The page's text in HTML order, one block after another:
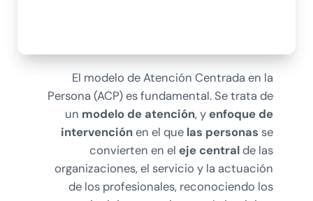
El modelo de Atención Centrada en la
Persona (ACP) es fundamental. Se trata de
un modelo de atención, y enfoque de
intervenciónen el que las personas se
convierten en el eje centralde las
organizaciones, el servicio y la actuación
de los profesionales, reconociendo los